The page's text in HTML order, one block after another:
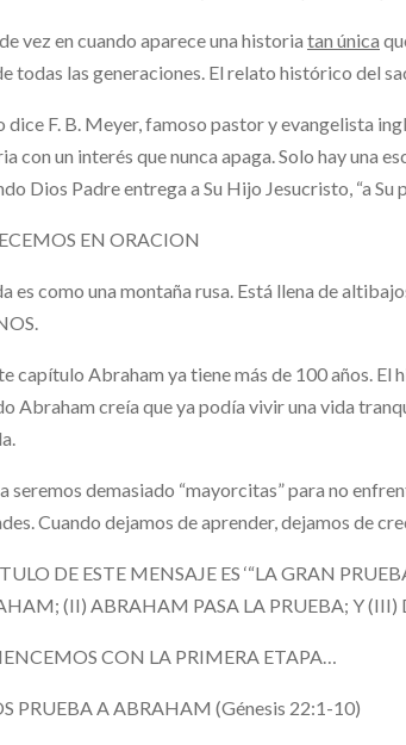
vez en cuando aparece una historia tan única
todas las generaciones. El relato histórico del
dice F. B. Meyer, famoso pastor y evangelista
con un interés que nunca apaga. Solo hay una
Dios Padre entrega a Su Hijo Jesucristo, “a
EN ORACION
es como una montaña rusa. Está llena de
capítulo Abraham ya tiene más de 100 años.
Abraham creía que ya podía vivir una vida
seremos demasiado “mayorcitas” para no
Cuando dejamos de aprender, dejamos de
DE ESTE MENSAJE ES ‘“LA GRAN
(II) ABRAHAM PASA LA PRUEBA; Y
CON LA PRIMERA ETAPA…
PRUEBA A ABRAHAM (Génesis 22:1-10)